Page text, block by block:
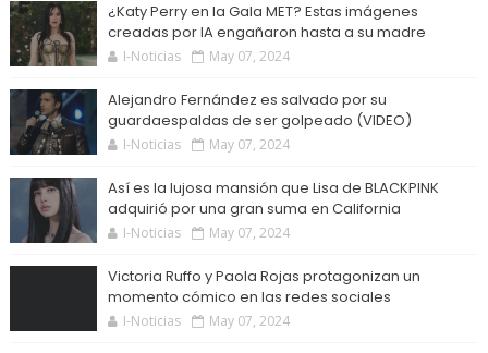
¿Katy Perry en la Gala MET? Estas imágenes
creadas por IA engañaron hasta a su madre
I-Noticias May 07, 2024
Alejandro Fernández es salvado por su
guardaespaldas de ser golpeado (VIDEO)
I-Noticias May 07, 2024
Así es la lujosa mansión que Lisa de BLACKPINK
adquirió por una gran suma en California
I-Noticias May 07, 2024
Victoria Ruffo y Paola Rojas protagonizan un
momento cómico en las redes sociales
I-Noticias May 07, 2024